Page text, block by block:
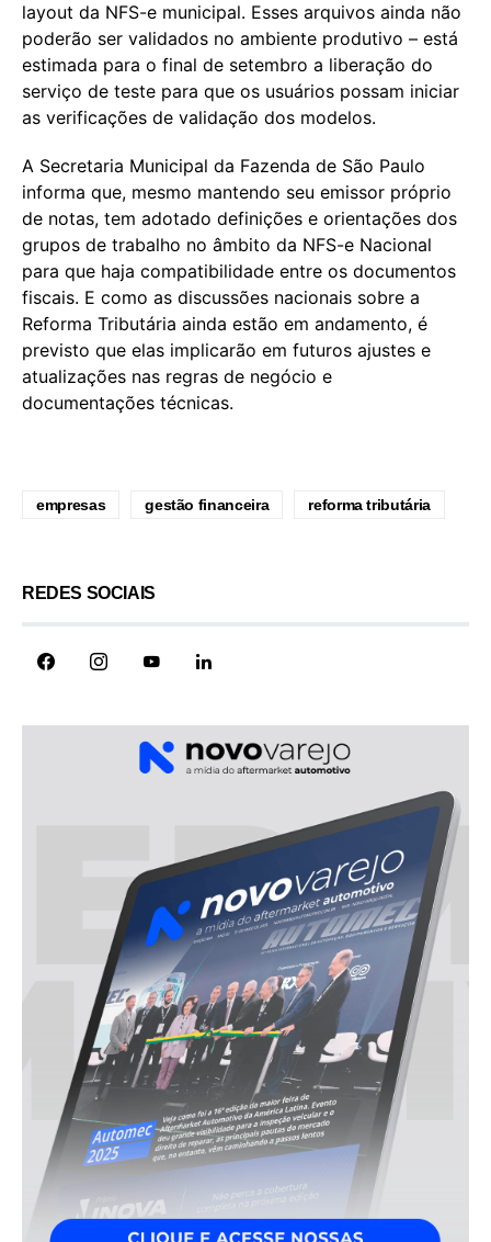
layout da NFS-e municipal. Esses arquivos ainda não
poderão ser validados no ambiente produtivo – está
estimada para o final de setembro a liberação do
serviço de teste para que os usuários possam iniciar
as verificações de validação dos modelos.
A Secretaria Municipal da Fazenda de São Paulo
informa que, mesmo mantendo seu emissor próprio
de notas, tem adotado definições e orientações dos
grupos de trabalho no âmbito da NFS-e Nacional
para que haja compatibilidade entre os documentos
fiscais. E como as discussões nacionais sobre a
Reforma Tributária ainda estão em andamento, é
previsto que elas implicarão em futuros ajustes e
atualizações nas regras de negócio e
documentações técnicas.
empresas gestão financeira reforma tributária
REDES SOCIAIS